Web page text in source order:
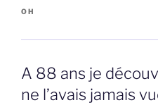
OH
A 88 ans je
ne l’avais jamais